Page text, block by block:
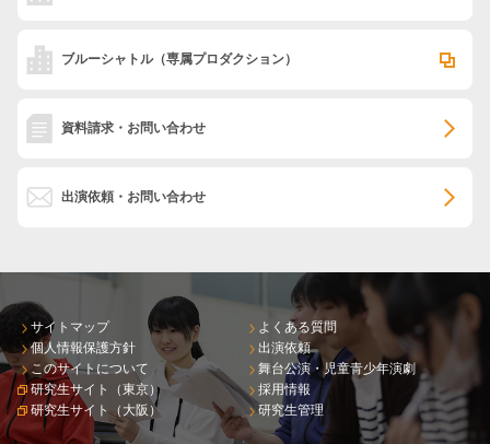
ブルーシャトル（専属プロダクション）
資料請求・お問い合わせ
出演依頼・お問い合わせ
サイトマップ
個人情報保護方針
このサイトについて
研究生サイト（東京）
研究生サイト（大阪）
よくある質問
出演依頼
舞台公演・児童青少年演劇
採用情報
研究生管理